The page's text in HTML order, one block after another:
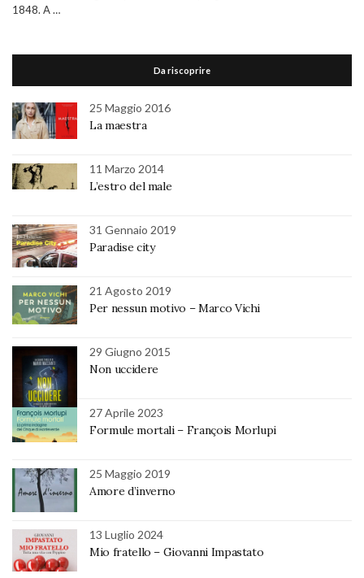
1848. A …
Da riscoprire
25 Maggio 2016
La maestra
11 Marzo 2014
L’estro del male
31 Gennaio 2019
Paradise city
21 Agosto 2019
Per nessun motivo – Marco Vichi
29 Giugno 2015
Non uccidere
27 Aprile 2023
Formule mortali – François Morlupi
25 Maggio 2019
Amore d’inverno
13 Luglio 2024
Mio fratello – Giovanni Impastato